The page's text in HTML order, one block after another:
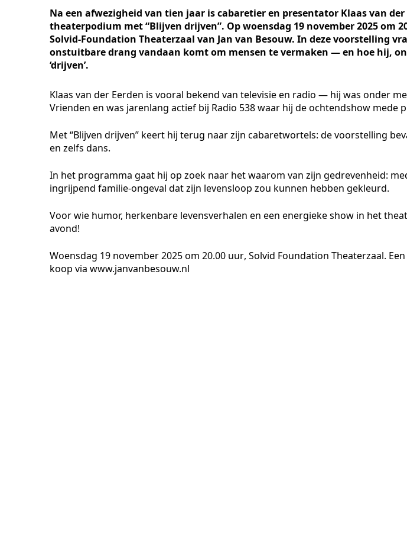
Na een afwezigheid van tien jaar is cabaretier en presentator Klaas van
theaterpodium met “Blijven drijven”. Op woensdag 19 november 2025 om
Solvid-Foundation Theaterzaal van Jan van Besouw. In deze voorstelling
onstuitbare drang vandaan komt om mensen te vermaken — en hoe hij,
‘drijven’.
Klaas van der Eerden is vooral bekend van televisie en radio — hij was onder
Vrienden en was jarenlang actief bij Radio 538 waar hij de ochtendshow mede
Met “Blijven drijven” keert hij terug naar zijn cabaretwortels: de voorstelling
en zelfs dans.
In het programma gaat hij op zoek naar het waarom van zijn gedrevenheid:
ingrijpend familie-ongeval dat zijn levensloop zou kunnen hebben gekleurd.
Voor wie humor, herkenbare levensverhalen en een energieke show in het
avond!
Woensdag 19 november 2025 om 20.00 uur, Solvid Foundation Theaterzaal.
koop via www.janvanbesouw.nl